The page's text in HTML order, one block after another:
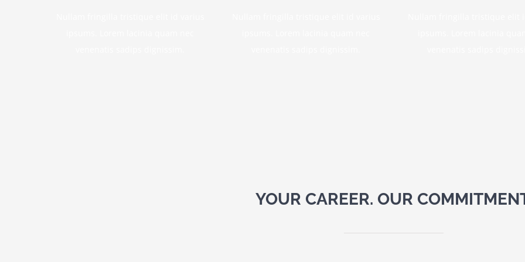
YOUR CAREER. OUR